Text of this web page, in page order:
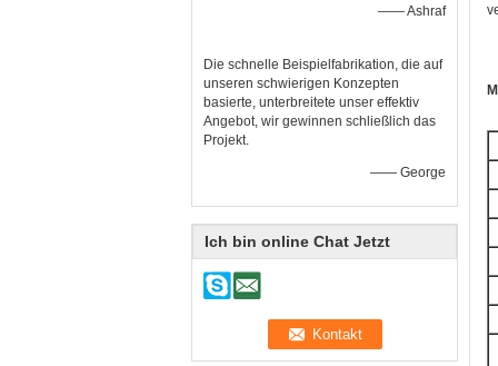
—— Ashraf
Die schnelle Beispielfabrikation, die auf
unseren schwierigen Konzepten
basierte, unterbreitete unser effektiv
Angebot, wir gewinnen schließlich das
Projekt.
—— George
Ich bin online Chat Jetzt